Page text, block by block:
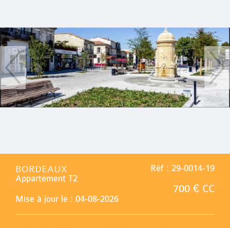
Réf : 29-0014-19
700 € CC
BORDEAUX
Appartement T2
Mise à jour le : 04-08-2026